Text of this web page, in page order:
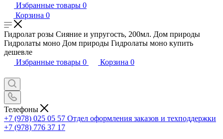
Избранные товары 0
Корзина 0
Гидролат розы Сияние и упругость, 200мл. Дом природы
Гидролаты моно Дом природы Гидролаты моно купить
дешевле
Избранные товары 0 Корзина 0
Телефоны
+7 (978) 025 05 57 Отдел оформления заказов и техподдержки
+7 (978) 776 37 17